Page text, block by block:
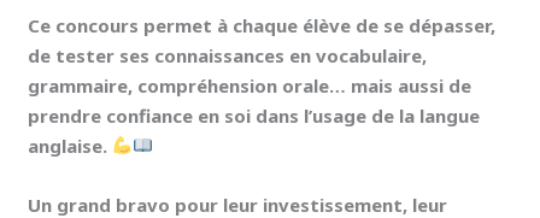
Ce concours permet à chaque élève de se dépasser,
de tester ses connaissances en vocabulaire,
grammaire, compréhension orale… mais aussi de
prendre confiance en soi dans l’usage de la langue
anglaise.
Un grand bravo pour leur investissement, leur